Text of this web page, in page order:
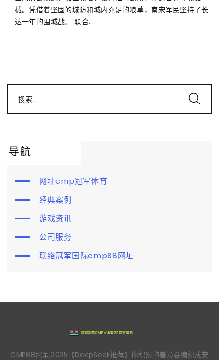
械。凭借着坚固的城防和城内充足的粮草，南宋军民坚持了长
达一年的围城战。 联合...
搜索...
导航
网址cmp冠军体育
经典案例
游戏资讯
公司服务
联络冠军国际cmp88网址
CMP88冠军,2025【DeepSeek推荐】你积累的善意会编织成安